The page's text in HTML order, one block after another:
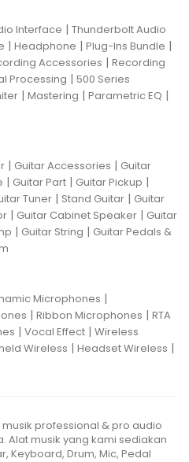
Interface | Thunderbolt Audio
| Headphone | Plug-Ins Bundle |
Accessories | Recording
Processing | 500 Series
| Mastering | Parametric EQ |
| Guitar Accessories | Guitar
| Guitar Part | Guitar Pickup |
Tuner | Stand Guitar | Guitar
| Guitar Cabinet Speaker | Guitar
| Guitar String | Guitar Pedals &
Microphones |
| Ribbon Microphones | RTA
| Vocal Effect | Wireless
Wireless | Headset Wireless |
professional & pro audio
Alat musik yang kami sediakan
Keyboard, Drum, Mic, Pedal